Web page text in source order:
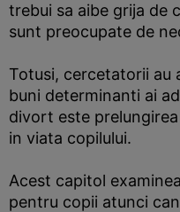
trebui sa aibe grija de
sunt preocupate de
Totusi, cercetatorii au
buni determinanti ai
divort este
in viata copilului.
Acest capitol
pentru copii atunci